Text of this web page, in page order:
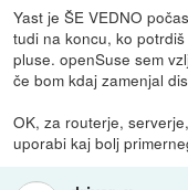
Yast je ŠE VEDNO
tudi na koncu, ko
pluse. openSuse sem
če bom kdaj zamenjal
OK, za routerje,
uporabi kaj bolj